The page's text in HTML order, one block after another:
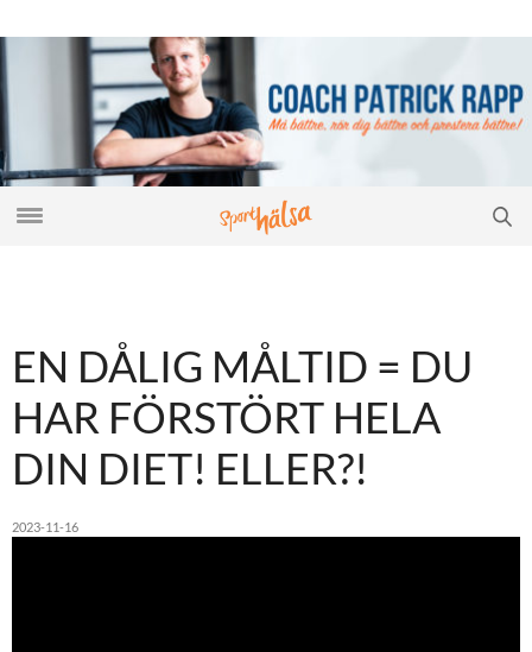
EN DÅLIG MÅLTID = DU
HAR FÖRSTÖRT HELA
DIN DIET! ELLER?!
2023-11-16